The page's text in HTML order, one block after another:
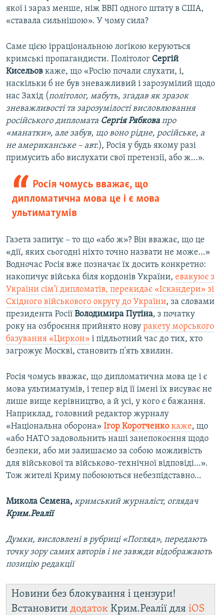
якої і зараз менше, ніж ВВП одного штату в США,
«ставала сильнішою». У чому сила?
Саме цією ірраціональною логікою керуються
кримські пропагандисти. Політолог Сергій
Кисельов каже, що «Росію почали слухати, і,
наскільки б не був зневажливий і зарозумілий щодо
нас Захід (політолог, мабуть, згадав як зразок
зневажливості та зарозумілості висловлювання
російського дипломата Сергія Рябковапро
«манатки», але забув, що воно рідне, російське, а
не американське – авт.), Росія у будь якому разі
примусить або вислухати свої претензії, або ж…».
Росія чомусь вважає, що
дипломатична мова це і є мова
ультиматумів
Газета запитує – то що «або ж»? Він вважає, що це
«дії, яких сьогодні ніхто точно назвати не може…»
Водночас Росія вже позначає їх досить конкретно:
накопичує війська біля кордонів України, евакуює з
України сім'ї дипломатів, перекидає «Іскандери» зі
Східного військового округу до України, за словами
президента Росії Володимира Путіна, з початку
року на озброєння прийнято нову ракету морського
базування «Циркон» і підльотний час до тих, хто
загрожує Москві, становить п'ять хвилин.
Росія чомусь вважає, що дипломатична мова це і є
мова ультиматумів, і тепер від її імені їх висуває не
лише вище керівництво, а й усі, у кого є бажання.
Наприклад, головний редактор журналу
«Національна оборона» Ігор Коротченко каже, що
«або НАТО задовольнить наші занепокоєння щодо
безпеки, або ми залишаємо за собою можливість
для військової та військово-технічної відповіді…».
Тож жителі Криму побоюються небезпідставно…
Микола Семена, кримський журналіст, оглядач
Крим.Реалії
Думки, висловлені в рубриці «Погляд», передають
точку зору самих авторів і не завжди відображають
позицію редакції
Новини без блокування і цензури!
Встановити додаток Крим.Реалії для iOS